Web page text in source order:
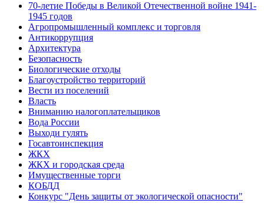
70-летие Победы в Великой Отечественной войне 1941-
1945 годов
Агропромышленный комплекс и торговля
Антикоррупция
Архитектура
Безопасность
Биологические отходы
Благоустройство территорий
Вести из поселений
Власть
Вниманию налогоплательщиков
Вода России
Выходи гулять
Госавтоинспекция
ЖКХ
ЖКХ и городская среда
Имущественные торги
КОБДД
Конкурс "День защиты от экологической опасности"